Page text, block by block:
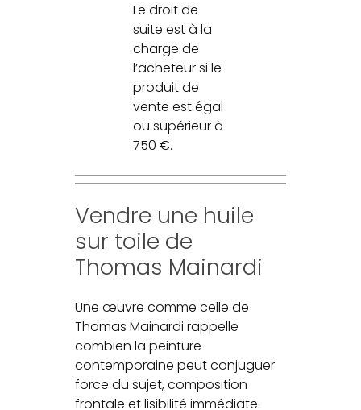
Le droit de
suite est à la
charge de
l’acheteur si le
produit de
vente est égal
ou supérieur à
750 €.
Vendre une huile
sur toile de
Thomas Mainardi
Une œuvre comme celle de
Thomas Mainardi rappelle
combien la peinture
contemporaine peut conjuguer
force du sujet, composition
frontale et lisibilité immédiate.